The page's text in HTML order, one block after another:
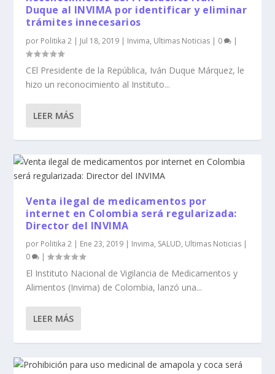
Duque al INVIMA por identificar y eliminar
trámites innecesarios
por Politika 2 | Jul 18, 2019 | Invima, Ultimas Noticias | 0 |
CEl Presidente de la República, Iván Duque Márquez, le
hizo un reconocimiento al Instituto...
LEER MÁS
Venta ilegal de medicamentos por
internet en Colombia será regularizada:
Director del INVIMA
por Politika 2 | Ene 23, 2019 | Invima, SALUD, Ultimas Noticias |
0
|
El Instituto Nacional de Vigilancia de Medicamentos y
Alimentos (Invima) de Colombia, lanzó una...
LEER MÁS